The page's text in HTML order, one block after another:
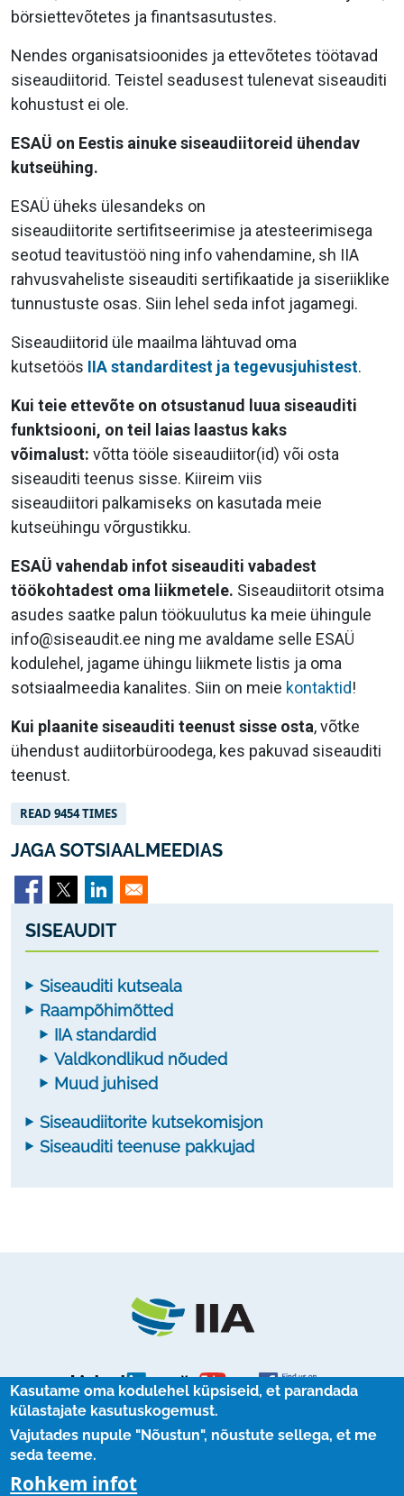
börsiettevõtetes ja finantsasutustes.
Nendes organisatsioonides ja ettevõtetes töötavad
siseaudiitorid. Teistel seadusest tulenevat siseauditi
kohustust ei ole.
ESAÜ on Eestis ainuke siseaudiitoreid ühendav
kutseühing.
ESAÜ üheks ülesandeks on
siseaudiitorite sertifitseerimise ja atesteerimisega
seotud teavitustöö ning info vahendamine, sh IIA
rahvusvaheliste siseauditi sertifikaatide ja siseriiklike
tunnustuste osas. Siin lehel seda infot jagamegi.
Siseaudiitorid üle maailma lähtuvad oma
kutsetöös IIA standarditest ja tegevusjuhistest.
Kui teie ettevõte on otsustanud luua siseauditi
funktsiooni, on teil laias laastus kaks
võimalust: võtta tööle siseaudiitor(id) või osta
siseauditi teenus sisse. Kiireim viis
siseaudiitori palkamiseks on kasutada meie
kutseühingu võrgustikku.
ESAÜ vahendab infot siseauditi vabadest
töökohtadest oma liikmetele. Siseaudiitorit otsima
asudes saatke palun töökuulutus ka meie ühingule
info@siseaudit.ee ning me avaldame selle ESAÜ
kodulehel, jagame ühingu liikmete listis ja oma
sotsiaalmeedia kanalites. Siin on meie kontaktid!
Kui plaanite siseauditi teenust sisse osta, võtke
ühendust audiitorbüroodega, kes pakuvad siseauditi
teenust.
READ 9454 TIMES
JAGA SOTSIAALMEEDIAS
SISEAUDIT
Siseauditi kutseala
Raampõhimõtted
IIA standardid
Valdkondlikud nõuded
Muud juhised
Siseaudiitorite kutsekomisjon
Siseauditi teenuse pakkujad
UUDISKIRJAD
Kasutame oma kodulehel küpsiseid, et parandada
külastajate kasutuskogemust.
Vajutades nupule "Nõustun", nõustute sellega, et me
seda teeme.
Rohkem infot